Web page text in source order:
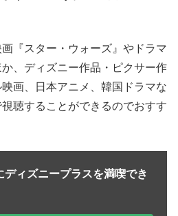
『スター・ウォーズ』やドラマ
か、ディズニー作品・ピクサー作
画、日本アニメ、韓国ドラマな
聴することができるのでおすす
ディズニープラスを満喫でき